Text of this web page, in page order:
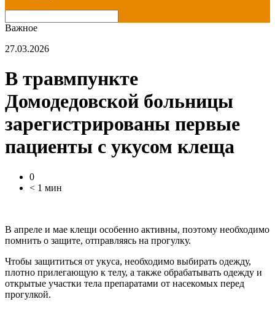
Важное
27.03.2026
В травмпункте
Домодедовской больницы
зарегистрированы первые
пациенты с укусом клеща
0
< 1 мин
В апреле и мае клещи особенно активны, поэтому необходимо
помнить о защите, отправляясь на прогулку.
Чтобы защититься от укуса, необходимо выбирать одежду,
плотно прилегающую к телу, а также обрабатывать одежду и
открытые участки тела препаратами от насекомых перед
прогулкой.